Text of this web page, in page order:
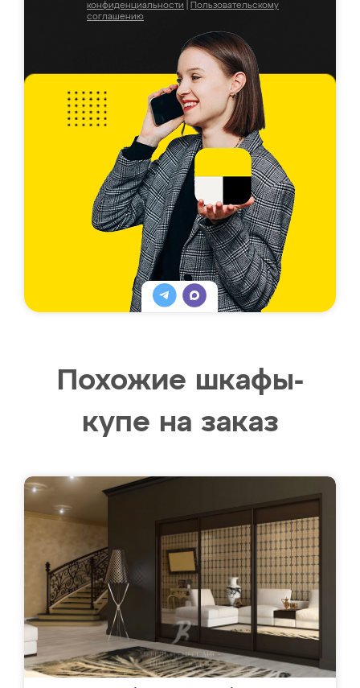
конфиденциальности
Пользовательскому
соглашению
Похожие шкафы-
купе на заказ